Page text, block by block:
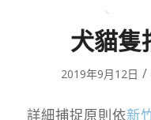
犬貓隻
2019年9月12日 /
詳細捕捉原則依新